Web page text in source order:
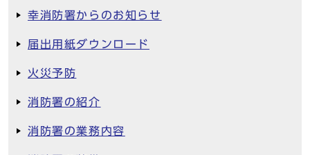
幸消防署からのお知らせ
届出用紙ダウンロード
火災予防
消防署の紹介
消防署の業務内容